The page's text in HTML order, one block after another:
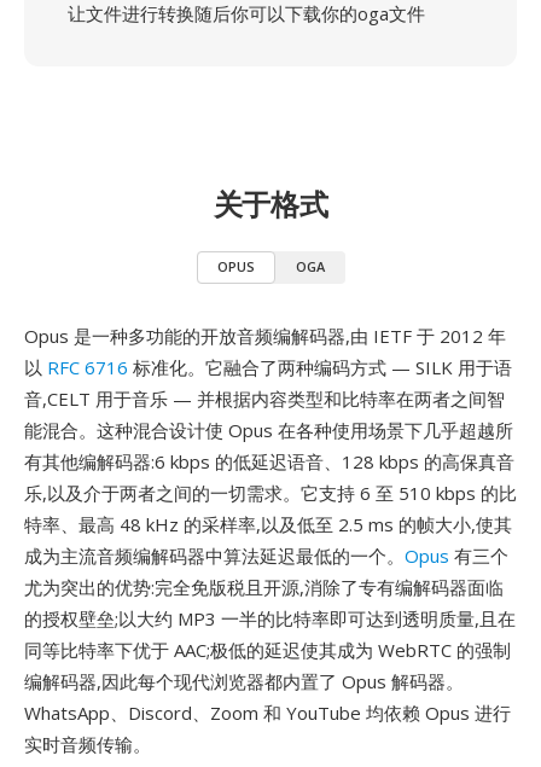
让文件进行转换随后你可以下载你的oga文件
关于格式
OPUS OGA
Opus 是一种多功能的开放音频编解码器,由 IETF 于 2012 年
以 RFC 6716 标准化。它融合了两种编码方式 — SILK 用于语
音,CELT 用于音乐 — 并根据内容类型和比特率在两者之间智
能混合。这种混合设计使 Opus 在各种使用场景下几乎超越所
有其他编解码器:6 kbps 的低延迟语音、128 kbps 的高保真音
乐,以及介于两者之间的一切需求。它支持 6 至 510 kbps 的比
特率、最高 48 kHz 的采样率,以及低至 2.5 ms 的帧大小,使其
成为主流音频编解码器中算法延迟最低的一个。 Opus 有三个
尤为突出的优势:完全免版税且开源,消除了专有编解码器面临
的授权壁垒;以大约 MP3 一半的比特率即可达到透明质量,且在
同等比特率下优于 AAC;极低的延迟使其成为 WebRTC 的强制
编解码器,因此每个现代浏览器都内置了 Opus 解码器。
WhatsApp、Discord、Zoom 和 YouTube 均依赖 Opus 进行
实时音频传输。